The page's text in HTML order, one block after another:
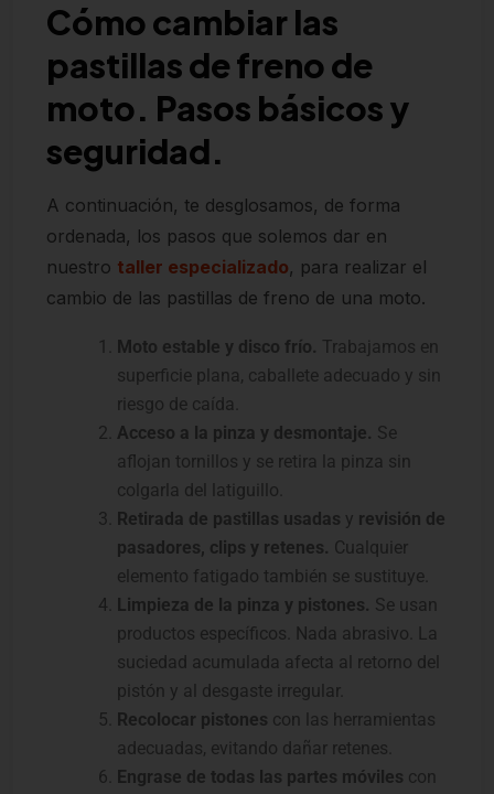
Cómo cambiar las
pastillas de freno de
moto. Pasos básicos y
seguridad.
A continuación, te desglosamos, de forma
ordenada, los pasos que solemos dar en
nuestro taller especializado, para realizar el
cambio de las pastillas de freno de una moto.
Moto estable y disco frío. Trabajamos en
superficie plana, caballete adecuado y sin
riesgo de caída.
Acceso a la pinza y desmontaje. Se
aflojan tornillos y se retira la pinza sin
colgarla del latiguillo.
Retirada de pastillas usadas y revisión de
pasadores, clips y retenes. Cualquier
elemento fatigado también se sustituye.
Limpieza de la pinza y pistones. Se usan
productos específicos. Nada abrasivo. La
suciedad acumulada afecta al retorno del
pistón y al desgaste irregular.
Recolocar pistones con las herramientas
adecuadas, evitando dañar retenes.
Engrase de todas las partes móviles con